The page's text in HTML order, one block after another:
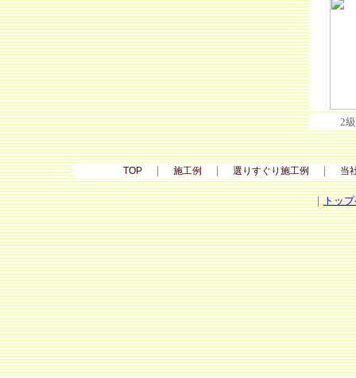
2
TOP｜ 施工例 ｜ 選りすぐり施工例 ｜ 当
｜トッ